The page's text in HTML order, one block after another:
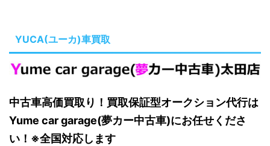
YUCA(ユーカ)車買取
中古車高価買取り！買取保証型オークション代行は
Yume car garage(夢カー中古車)にお任せくださ
い！※全国対応します